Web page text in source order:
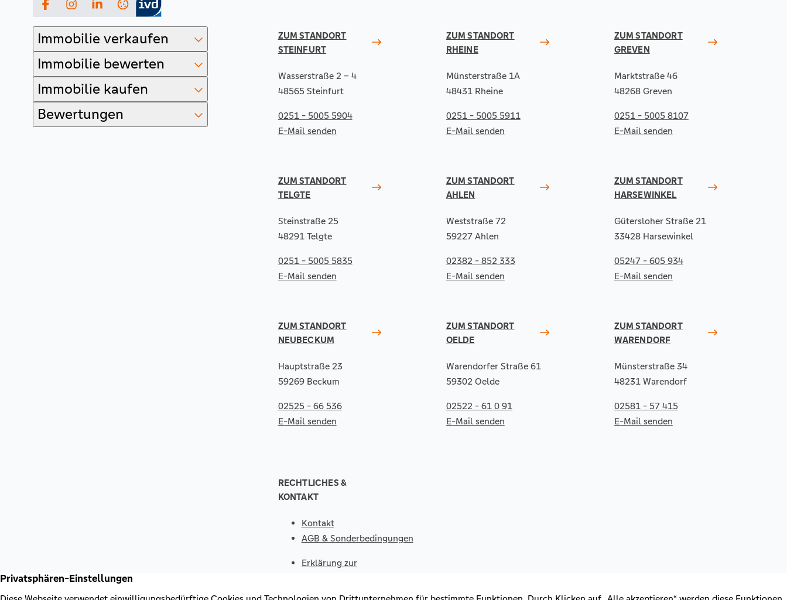
FacebookInstagramLinkedIn
Immobilie verkaufen
Immobilie bewerten
Immobilie kaufen
Bewertungen
ZUM STANDORT
STEINFURT
Wasserstraße 2 – 4
48565 Steinfurt
0251 - 5005 5904
E-Mail senden
ZUM STANDORT
RHEINE
Münsterstraße 1A
48431 Rheine
0251 - 5005 5911
E-Mail senden
ZUM STANDORT
GREVEN
Marktstraße 46
48268 Greven
0251 - 5005 8107
E-Mail senden
ZUM STANDORT
TELGTE
Steinstraße 25
48291 Telgte
0251 - 5005 5835
E-Mail senden
ZUM STANDORT
AHLEN
Weststraße 72
59227 Ahlen
02382 - 852 333
E-Mail senden
ZUM STANDORT
HARSEWINKEL
Gütersloher Straße 21
33428 Harsewinkel
05247 - 605 934
E-Mail senden
ZUM STANDORT
NEUBECKUM
Hauptstraße 23
59269 Beckum
02525 - 66 536
E-Mail senden
ZUM STANDORT
OELDE
Warendorfer Straße 61
59302 Oelde
02522 - 61 0 91
E-Mail senden
ZUM STANDORT
WARENDORF
Münsterstraße 34
48231 Warendorf
02581 - 57 415
E-Mail senden
RECHTLICHES &
KONTAKT
Kontakt
AGB & Sonderbedingungen
Erklärung zur
Impressum